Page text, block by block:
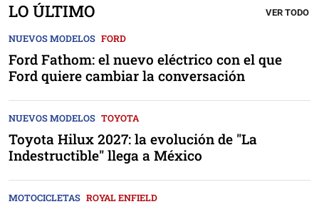
LO ÚLTIMO VER TODO
NUEVOS MODELOS FORD
Ford Fathom: el nuevo eléctrico con el que
Ford quiere cambiar la conversación
NUEVOS MODELOS TOYOTA
Toyota Hilux 2027: la evolución de "La
Indestructible" llega a México
MOTOCICLETAS ROYAL ENFIELD